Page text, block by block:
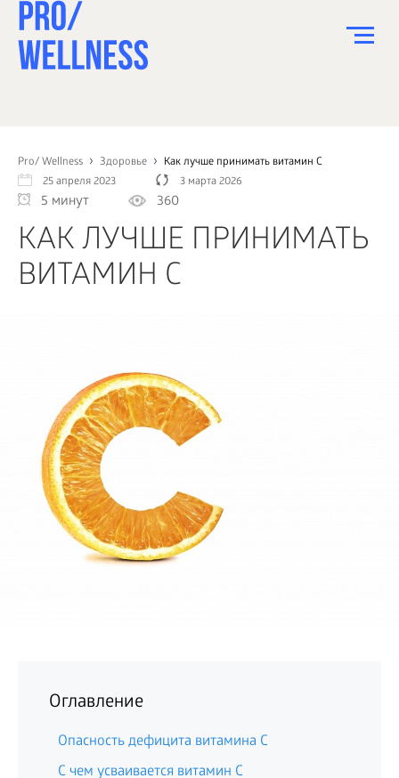
Pro/ Wellness Здоровье
Как лучше принимать витамин С
25 апреля 2023
3 марта 2026
5 минут 360
КАК ЛУЧШЕ ПРИНИМАТЬ
ВИТАМИН С
Оглавление
Опасность дефицита витамина С
С чем усваивается витамин С
СПОРТ
ЗДОРОВЬЕ
КРАСОТА
ПСИХОЛОГИЯ
БИЗНЕС